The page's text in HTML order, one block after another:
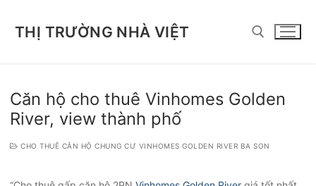
THỊ TRƯỜNG NHÀ VIỆT
Căn hộ cho thuê Vinhomes Golden
River, view thành phố
CHO THUÊ CĂN HỘ CHUNG CƯ VINHOMES GOLDEN RIVER BA SON